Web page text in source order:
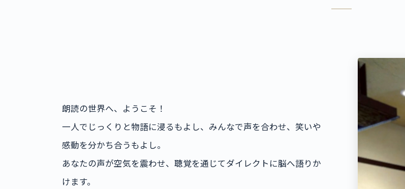
朗読の世界へ、ようこそ！
一人でじっくりと物語に浸るもよし、みんなで声を合わせ、笑いや
感動を分かち合うもよし。
あなたの声が空気を震わせ、聴覚を通じてダイレクトに脳へ語りか
けます。